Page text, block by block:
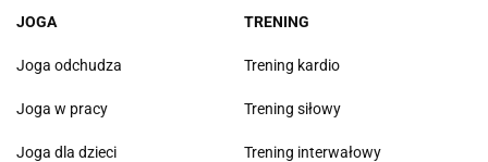
JOGA
Joga odchudza
Joga w pracy
Joga dla dzieci
TRENING
Trening kardio
Trening siłowy
Trening interwałowy